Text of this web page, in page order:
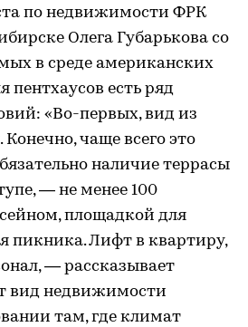
по недвижимости ФРК
Олега Губарькова со
в среде американских
пентхаусов есть ряд
«Во-первых, вид из
чаще всего это
наличие террасы
— не менее 100
площадкой для
пикника. Лифт в квартиру,
— рассказывает
вид недвижимости
там, где климат